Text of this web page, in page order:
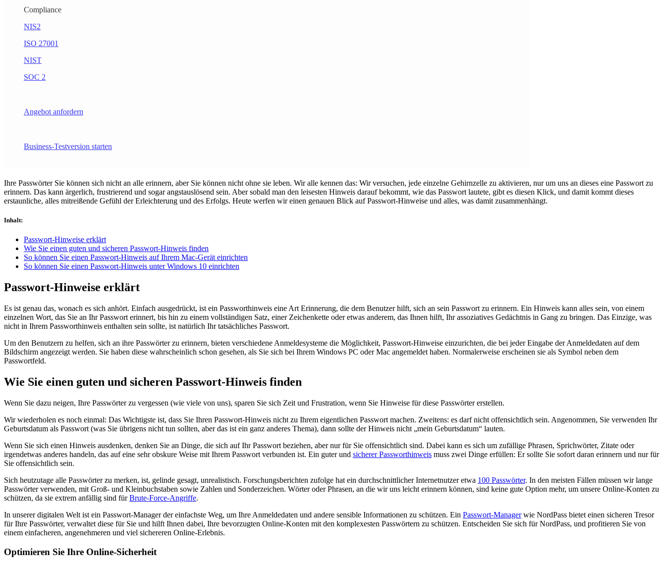
Compliance
NIS2
ISO 27001
NIST
SOC 2
Angebot anfordern
Business-Testversion starten
Ihre Passwörter Sie können sich nicht an alle erinnern, aber Sie können nicht ohne sie leben. Wir alle kennen das: Wir versuchen, jede einzelne Gehirnzelle zu aktivieren, nur um uns an dieses eine Passwort zu
erinnern. Das kann ärgerlich, frustrierend und sogar angstauslösend sein. Aber sobald man den leisesten Hinweis darauf bekommt, wie das Passwort lautete, gibt es diesen Klick, und damit kommt dieses
erstaunliche, alles mitreißende Gefühl der Erleichterung und des Erfolgs. Heute werfen wir einen genauen Blick auf Passwort-Hinweise und alles, was damit zusammenhängt.
Inhalt:
Passwort-Hinweise erklärt
Wie Sie einen guten und sicheren Passwort-Hinweis finden
So können Sie einen Passwort-Hinweis auf Ihrem Mac-Gerät einrichten
So können Sie einen Passwort-Hinweis unter Windows 10 einrichten
Passwort-Hinweise erklärt
Es ist genau das, wonach es sich anhört. Einfach ausgedrückt, ist ein Passworthinweis eine Art Erinnerung, die dem Benutzer hilft, sich an sein Passwort zu erinnern. Ein Hinweis kann alles sein, von einem
einzelnen Wort, das Sie an Ihr Passwort erinnert, bis hin zu einem vollständigen Satz, einer Zeichenkette oder etwas anderem, das Ihnen hilft, Ihr assoziatives Gedächtnis in Gang zu bringen. Das Einzige, was
nicht in Ihrem Passworthinweis enthalten sein sollte, ist natürlich Ihr tatsächliches Passwort.
Um den Benutzern zu helfen, sich an ihre Passwörter zu erinnern, bieten verschiedene Anmeldesysteme die Möglichkeit, Passwort-Hinweise einzurichten, die bei jeder Eingabe der Anmeldedaten auf dem
Bildschirm angezeigt werden. Sie haben diese wahrscheinlich schon gesehen, als Sie sich bei Ihrem Windows PC oder Mac angemeldet haben. Normalerweise erscheinen sie als Symbol neben dem
Passwortfeld.
Wie Sie einen guten und sicheren Passwort-Hinweis finden
Wenn Sie dazu neigen, Ihre Passwörter zu vergessen (wie viele von uns), sparen Sie sich Zeit und Frustration, wenn Sie Hinweise für diese Passwörter erstellen.
Wir wiederholen es noch einmal: Das Wichtigste ist, dass Sie Ihren Passwort-Hinweis nicht zu Ihrem eigentlichen Passwort machen. Zweitens: es darf nicht offensichtlich sein. Angenommen, Sie verwenden Ihr
Geburtsdatum als Passwort (was Sie übrigens nicht tun sollten, aber das ist ein ganz anderes Thema), dann sollte der Hinweis nicht „mein Geburtsdatum“ lauten.
Wenn Sie sich einen Hinweis ausdenken, denken Sie an Dinge, die sich auf Ihr Passwort beziehen, aber nur für Sie offensichtlich sind. Dabei kann es sich um zufällige Phrasen, Sprichwörter, Zitate oder
irgendetwas anderes handeln, das auf eine sehr obskure Weise mit Ihrem Passwort verbunden ist. Ein guter und sicherer Passworthinweis muss zwei Dinge erfüllen: Er sollte Sie sofort daran erinnern und nur für
Sie offensichtlich sein.
Sich heutzutage alle Passwörter zu merken, ist, gelinde gesagt, unrealistisch. Forschungsberichten zufolge hat ein durchschnittlicher Internetnutzer etwa 100 Passwörter. In den meisten Fällen müssen wir lange
Passwörter verwenden, mit Groß- und Kleinbuchstaben sowie Zahlen und Sonderzeichen. Wörter oder Phrasen, an die wir uns leicht erinnern können, sind keine gute Option mehr, um unsere Online-Konten zu
schützen, da sie extrem anfällig sind fürBrute-Force-Angriffe.
In unserer digitalen Welt ist ein Passwort-Manager der einfachste Weg, um Ihre Anmeldedaten und andere sensible Informationen zu schützen. Ein Passwort-Managerwie NordPass bietet einen sicheren Tresor
für Ihre Passwörter, verwaltet diese für Sie und hilft Ihnen dabei, Ihre bevorzugten Online-Konten mit den komplexesten Passwörtern zu schützen. Entscheiden Sie sich für NordPass, und profitieren Sie von
einem einfacheren, angenehmeren und viel sichereren Online-Erlebnis.
Optimieren Sie Ihre Online-Sicherheit